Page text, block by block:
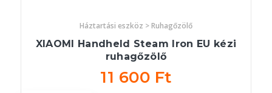
Háztartási eszköz > Ruhagőzölő
XIAOMI Handheld Steam Iron EU kézi
ruhagőzölő
11 600 Ft